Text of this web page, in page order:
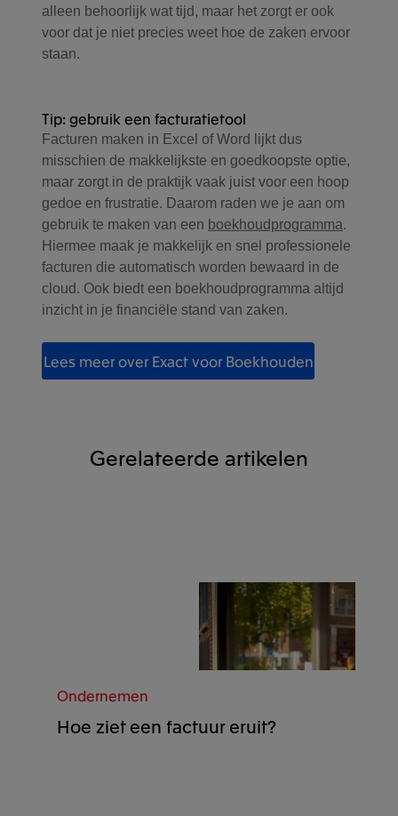
alleen behoorlijk wat tijd, maar het zorgt er ook
voor dat je niet precies weet hoe de zaken ervoor
staan.
Tip: gebruik een facturatietool
Facturen maken in Excel of Word lijkt dus
misschien de makkelijkste en goedkoopste optie,
maar zorgt in de praktijk vaak juist voor een hoop
gedoe en frustratie. Daarom raden we je aan om
gebruik te maken van een boekhoudprogramma.
Hiermee maak je makkelijk en snel professionele
facturen die automatisch worden bewaard in de
cloud. Ook biedt een boekhoudprogramma altijd
inzicht in je financiële stand van zaken.
Lees meer over Exact voor Boekhouden
Gerelateerde artikelen
Ondernemen
Hoe ziet een factuur eruit?